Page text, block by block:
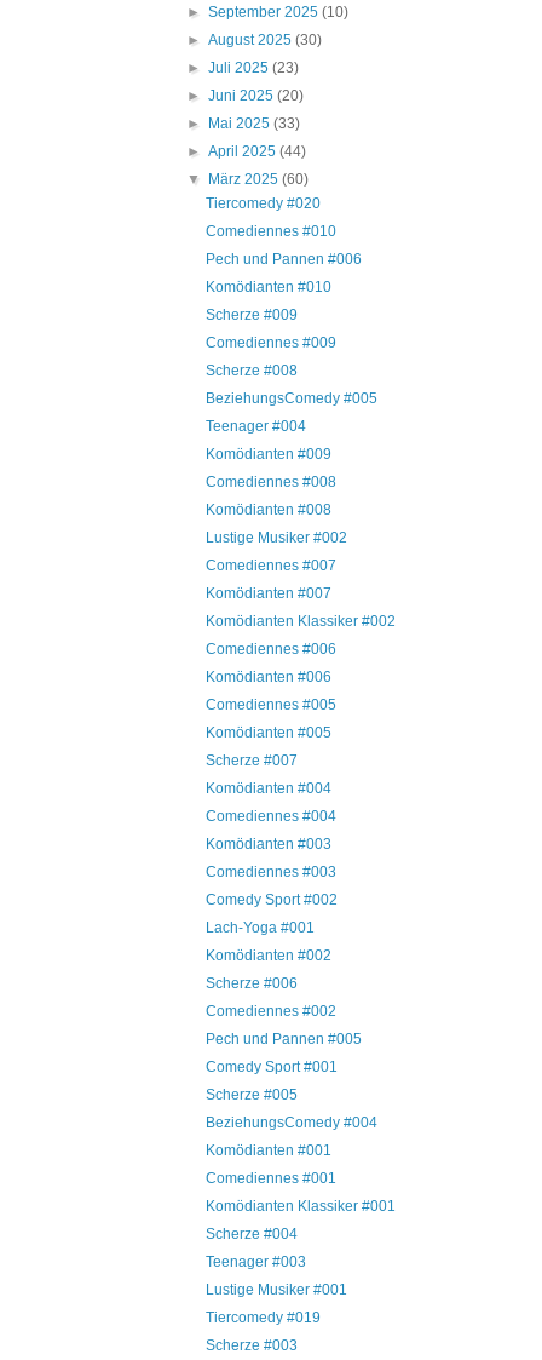
►September 2025(10)
►August 2025(30)
►Juli 2025(23)
►Juni 2025(20)
►
Mai 2025(33)
►April 2025(44)
▼
März 2025(60)
Tiercomedy #020
Comediennes #010
Pech und Pannen #006
Komödianten #010
Scherze #009
Comediennes #009
Scherze #008
BeziehungsComedy #005
Teenager #004
Komödianten #009
Comediennes #008
Komödianten #008
Lustige Musiker #002
Comediennes #007
Komödianten #007
Komödianten Klassiker #002
Comediennes #006
Komödianten #006
Comediennes #005
Komödianten #005
Scherze #007
Komödianten #004
Comediennes #004
Komödianten #003
Comediennes #003
Comedy Sport #002
Lach-Yoga #001
Komödianten #002
Scherze #006
Comediennes #002
Pech und Pannen #005
Comedy Sport #001
Scherze #005
BeziehungsComedy #004
Komödianten #001
Comediennes #001
Komödianten Klassiker #001
Scherze #004
Teenager #003
Lustige Musiker #001
Tiercomedy #019
Scherze #003